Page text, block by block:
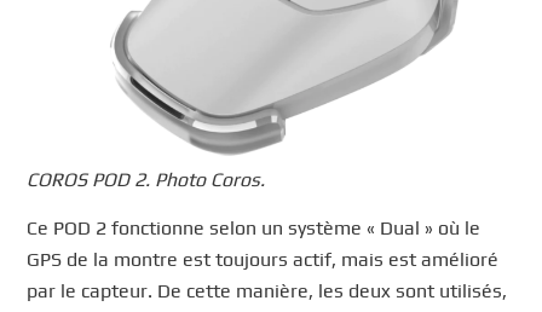
COROS POD 2. Photo Coros.
Ce POD 2 fonctionne selon un système « Dual » où le
GPS de la montre est toujours actif, mais est amélioré
par le capteur. De cette manière, les deux sont utilisés,